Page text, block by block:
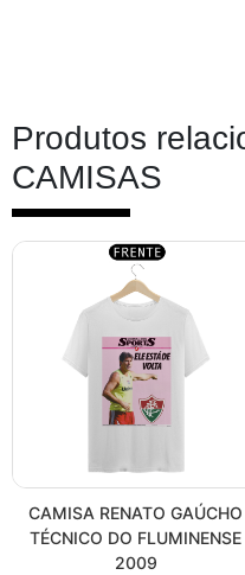
Produtos
CAMISAS
CAMISA RENATO GAÚCHO
TÉCNICO DO FLUMINENSE
2009